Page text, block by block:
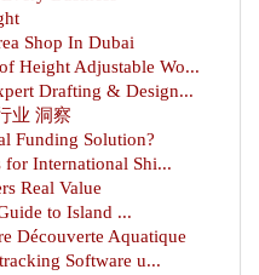
Shop In Dubai
Height Adjustable Wo...
Drafting & Design...
业 洞察
Funding Solution?
for International Shi...
Real Value
to Island ...
Découverte Aquatique
Software u...